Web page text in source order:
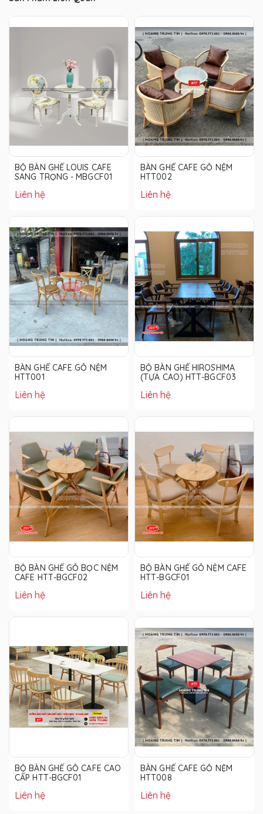
BỘ BÀN GHẾ LOUIS CAFE
SANG TRỌNG - MBGCF01
Liên hệ
BÀN GHẾ CAFE GỖ NỆM
HTT002
Liên hệ
BÀN GHẾ CAFE GỖ NỆM
HTT001
Liên hệ
BỘ BÀN GHẾ HIROSHIMA
(TỰA CAO) HTT-BGCF03
Liên hệ
BỘ BÀN GHẾ GỖ BỌC NỆM
CAFE HTT-BGCF02
Liên hệ
BỘ BÀN GHẾ GỖ NỆM CAFE
HTT-BGCF01
Liên hệ
BỘ BÀN GHẾ GỖ CAFE CAO
CẤP HTT-BGCF01
Liên hệ
BÀN GHẾ CAFE GỖ NỆM
HTT008
Liên hệ